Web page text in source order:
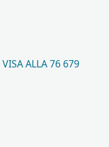
VISA ALLA 76 679